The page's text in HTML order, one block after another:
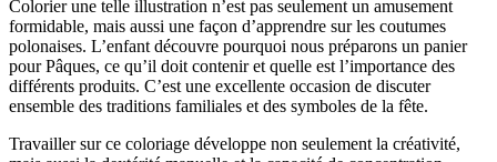
Colorier une telle illustration n’est pas seulement un amusement
formidable, mais aussi une façon d’apprendre sur les coutumes
polonaises. L’enfant découvre pourquoi nous préparons un panier
pour Pâques, ce qu’il doit contenir et quelle est l’importance des
différents produits. C’est une excellente occasion de discuter
ensemble des traditions familiales et des symboles de la fête.
Travailler sur ce coloriage développe non seulement la créativité,